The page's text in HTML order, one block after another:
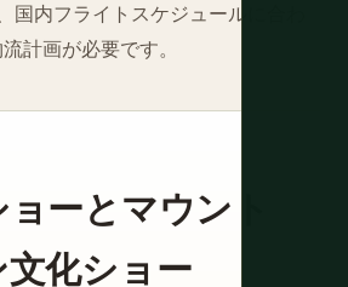
国内フライトスケジュールに合わ
計画が必要です。
ーとマウント
化ショー